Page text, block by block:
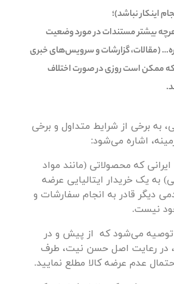
اینکار نباشد)؛
بیشتر مستندات در مورد وضعیت
(مقالات، گزارشات و سرویس‌های خبری
که ممکن است روزی در صورت اختلاف
به برخی از شرایط متداول و برخی
اشاره می‌شود:
که محصولاتی (مانند مواد
به یک خریدار ایتالیایی عرضه
دیگر قادر به انجام سفارشات و
نیست.
می‌شود که از پیش و در
در رعایت اصل حسن نیت، طرف
عدم عرضه کالا مطلع نمایید.